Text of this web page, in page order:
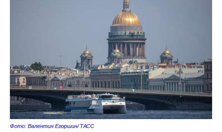
Фото: Валентин Егоршин/ ТАСС